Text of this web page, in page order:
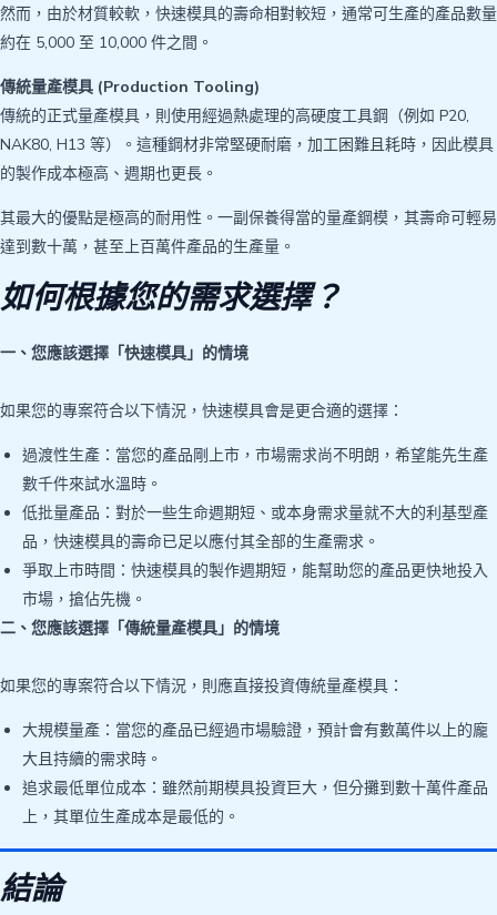
然而，由於材質較軟，快速模具的壽命相對較短，通常可生產的產品數量
約在 5,000 至 10,000 件之間。
傳統量產模具 (Production Tooling)
傳統的正式量產模具，則使用經過熱處理的高硬度工具鋼（例如 P20,
NAK80, H13 等）。這種鋼材非常堅硬耐磨，加工困難且耗時，因此模具
的製作成本極高、週期也更長。
其最大的優點是極高的耐用性。一副保養得當的量產鋼模，其壽命可輕易
達到數十萬，甚至上百萬件產品的生產量。
如何根據您的需求選擇？
一、您應該選擇「快速模具」的情境
如果您的專案符合以下情況，快速模具會是更合適的選擇：
過渡性生產：當您的產品剛上市，市場需求尚不明朗，希望能先生產
數千件來試水溫時。
低批量產品：對於一些生命週期短、或本身需求量就不大的利基型產
品，快速模具的壽命已足以應付其全部的生產需求。
爭取上市時間：快速模具的製作週期短，能幫助您的產品更快地投入
市場，搶佔先機。
二、您應該選擇「傳統量產模具」的情境
如果您的專案符合以下情況，則應直接投資傳統量產模具：
大規模量產：當您的產品已經過市場驗證，預計會有數萬件以上的龐
大且持續的需求時。
追求最低單位成本：雖然前期模具投資巨大，但分攤到數十萬件產品
上，其單位生產成本是最低的。
結論